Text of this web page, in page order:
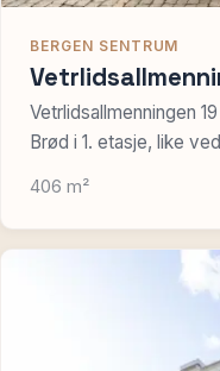
BERGEN SENTRUM
Vetrlidsallmenningen
Brød i 1. etasje, like
406 m²